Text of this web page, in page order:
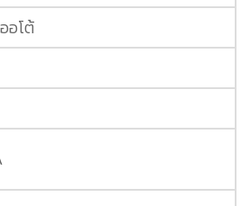
อโต้